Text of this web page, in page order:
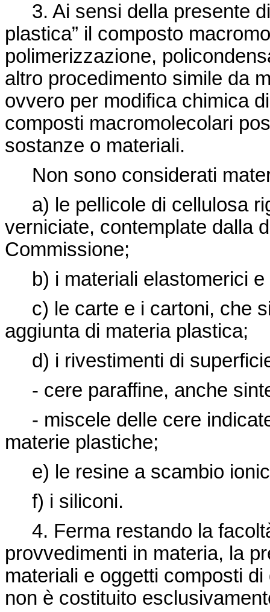
3. Ai sensi della presente
plastica” il composto
polimerizzazione,
altro procedimento simile da
ovvero per modifica chimica
composti macromolecolari
sostanze o materiali.
Non sono considerati
a) le pellicole di cellulosa
verniciate, contemplate dalla
Commissione;
b) i materiali elastomerici
c) le carte e i cartoni, che
aggiunta di materia plastica;
d) i rivestimenti di
- cere paraffine, anche
- miscele delle cere
materie plastiche;
e) le resine a scambio
f) i siliconi.
4. Ferma restando la
provvedimenti in materia, la
materiali e oggetti composti
non è costituito